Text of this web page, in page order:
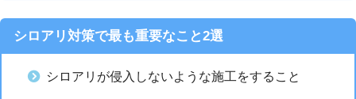
シロアリ対策で最も重要なこと2選
シロアリが侵入しないような施工をすること